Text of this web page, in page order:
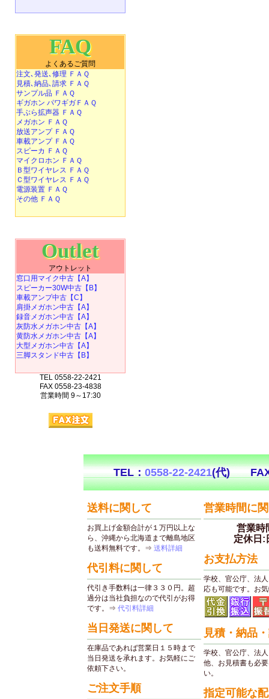
FAQ
よくあるご質問
注文､発送､修理 ＦＡＱ
見積､納品､請求 ＦＡＱ
サンプル品 ＦＡＱ
ギガホン パワギガＦＡＱ
手ぶら拡声器 ＦＡＱ
メガホン ＦＡＱ
放送アンプ ＦＡＱ
車載アンプ ＦＡＱ
スピーカ ＦＡＱ
マイクロホン ＦＡＱ
Ｂ型ワイヤレス ＦＡＱ
Ｃ型ワイヤレス ＦＡＱ
電源装置 ＦＡＱ
その他 ＦＡＱ
Outlet
アウトレット
窓口用マイク中古【A】
スピーカー30W中古【B】
車載アンプ中古【C】
肩掛メガホン中古【A】
録音メガホン中古【A】
灰防水メガホン中古【A】
黄防水メガホン中古【A】
大型メガホン中古【A】
三脚スタンド中古【B】
TEL 0558-22-2421
FAX 0558-23-4838
営業時間 9～17:30